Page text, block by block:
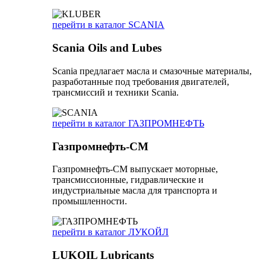
перейти в каталог SCANIA
Scania Oils and Lubes
Scania предлагает масла и смазочные материалы,
разработанные под требования двигателей,
трансмиссий и техники Scania.
перейти в каталог ГАЗПРОМНЕФТЬ
Газпромнефть-СМ
Газпромнефть-СМ выпускает моторные,
трансмиссионные, гидравлические и
индустриальные масла для транспорта и
промышленности.
перейти в каталог ЛУКОЙЛ
LUKOIL Lubricants